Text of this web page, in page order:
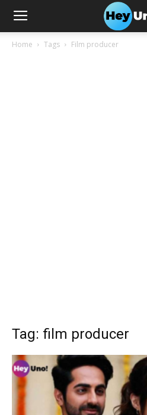
Home Tags Film producer
Tag: film producer